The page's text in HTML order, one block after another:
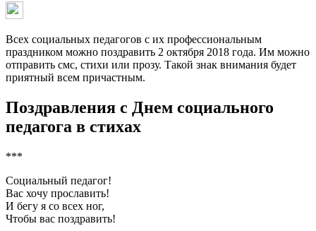
Всех социальных педагогов с их профессиональным
праздником можно поздравить 2 октября 2018 года. Им можно
отправить смс, стихи или прозу. Такой знак внимания будет
приятный всем причастным.
Поздравления с Днем социального
педагога в стихах
***
Социальный педагог!
Вас хочу прославить!
И бегу я со всех ног,
Чтобы вас поздравить!